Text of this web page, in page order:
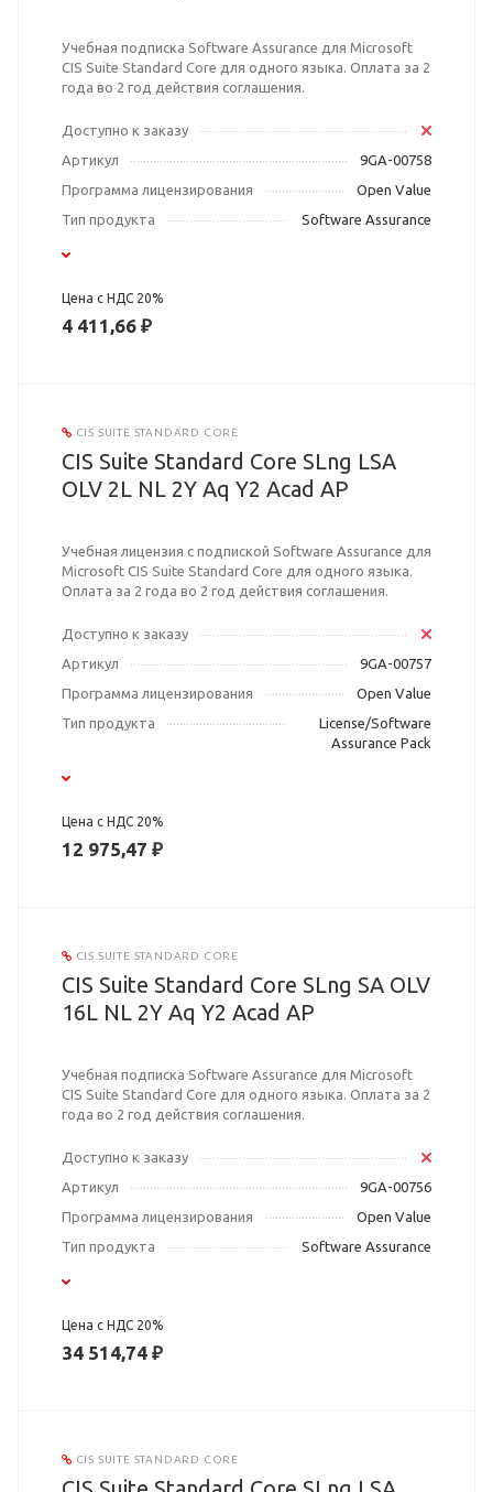
Учебная подписка Software Assurance для Microsoft
CIS Suite Standard Core для одного языка. Оплата за 2
года во 2 год действия соглашения.
Доступно к заказу
Артикул
9GA-00758
Программа лицензирования
Open Value
Тип продукта
Software Assurance
Цена с НДС 20%
4 411,66 ₽
CIS SUITE STANDARD CORE
CIS Suite Standard Core SLng LSA
OLV 2L NL 2Y Aq Y2 Acad AP
Учебная лицензия с подпиской Software Assurance для
Microsoft CIS Suite Standard Core для одного языка.
Оплата за 2 года во 2 год действия соглашения.
Доступно к заказу
Артикул
9GA-00757
Программа лицензирования
Open Value
Тип продукта
License/Software
Assurance Pack
Цена с НДС 20%
12 975,47 ₽
CIS SUITE STANDARD CORE
CIS Suite Standard Core SLng SA OLV
16L NL 2Y Aq Y2 Acad AP
Учебная подписка Software Assurance для Microsoft
CIS Suite Standard Core для одного языка. Оплата за 2
года во 2 год действия соглашения.
Доступно к заказу
Артикул
9GA-00756
Программа лицензирования
Open Value
Тип продукта
Software Assurance
Цена с НДС 20%
34 514,74 ₽
CIS SUITE STANDARD CORE